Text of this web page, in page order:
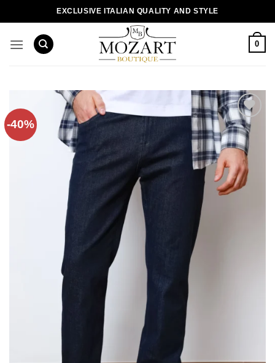
EXCLUSIVE ITALIAN QUALITY AND STYLE
0
-40%
Додати
до
списку
бажань!